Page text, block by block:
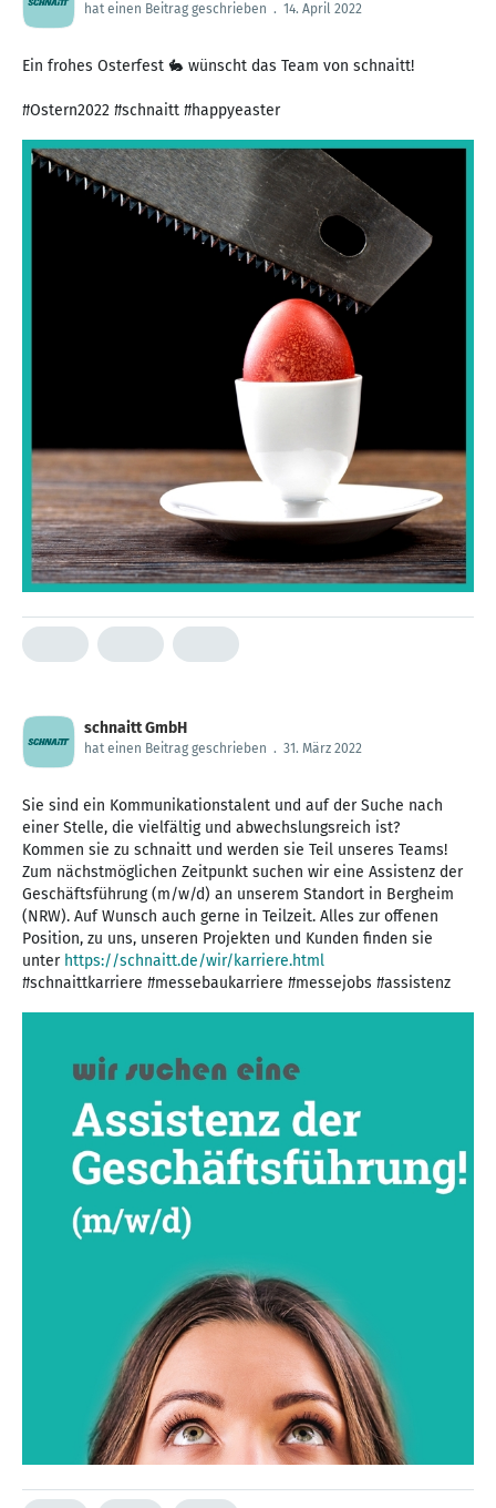
hat einen Beitrag geschrieben . 14. April 2022
Ein frohes Osterfest 🐇 wünscht das Team von schnaitt!
#Ostern2022 #schnaitt #happyeaster
schnaitt GmbH
hat einen Beitrag geschrieben . 31. März 2022
Sie sind ein Kommunikationstalent und auf der Suche nach
einer Stelle, die vielfältig und abwechslungsreich ist?
Kommen sie zu schnaitt und werden sie Teil unseres Teams!
Zum nächstmöglichen Zeitpunkt suchen wir eine Assistenz der
Geschäftsführung (m/w/d) an unserem Standort in Bergheim
(NRW). Auf Wunsch auch gerne in Teilzeit. Alles zur offenen
Position, zu uns, unseren Projekten und Kunden finden sie
unter https://schnaitt.de/wir/karriere.html
#schnaittkarriere #messebaukarriere #messejobs #assistenz